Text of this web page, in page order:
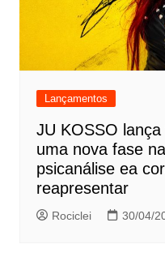
Lançamentos
JU KOSSO lança
uma nova fase
psicanálise ea
reapresentar
Rociclei 30/04/